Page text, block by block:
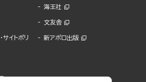
サイトポリ
海王社
文友舎
新アポロ出版